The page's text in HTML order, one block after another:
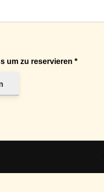
um zu reservieren *